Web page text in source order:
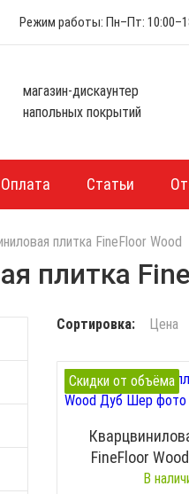
Режим работы: Пн–Пт:
магазин-дискаунтер
напольных покрытий
Оплата Статьи
плитка FineFloor Wood
плитка
Сортировка: Цена
Скидки от объёма
FineFloor
В